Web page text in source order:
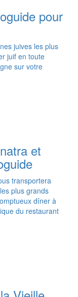
pour
juives les plus
juif en toute
sur votre
et
transportera
plus grands
dîner à
du restaurant